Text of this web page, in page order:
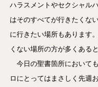
ハラスメントやセクシャル
はそのすべてが行きたくな
に行きたい場所もあります
くない場所の方が多くある
今日の聖書箇所において
ロにとってはまさしく先週